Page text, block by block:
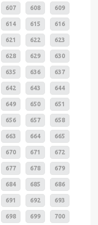
607 608 609
614 615 616
621 622 623
628 629 630
635 636 637
642 643 644
649 650 651
656 657 658
663 664 665
670 671 672
677 678 679
684 685 686
691 692 693
698 699 700